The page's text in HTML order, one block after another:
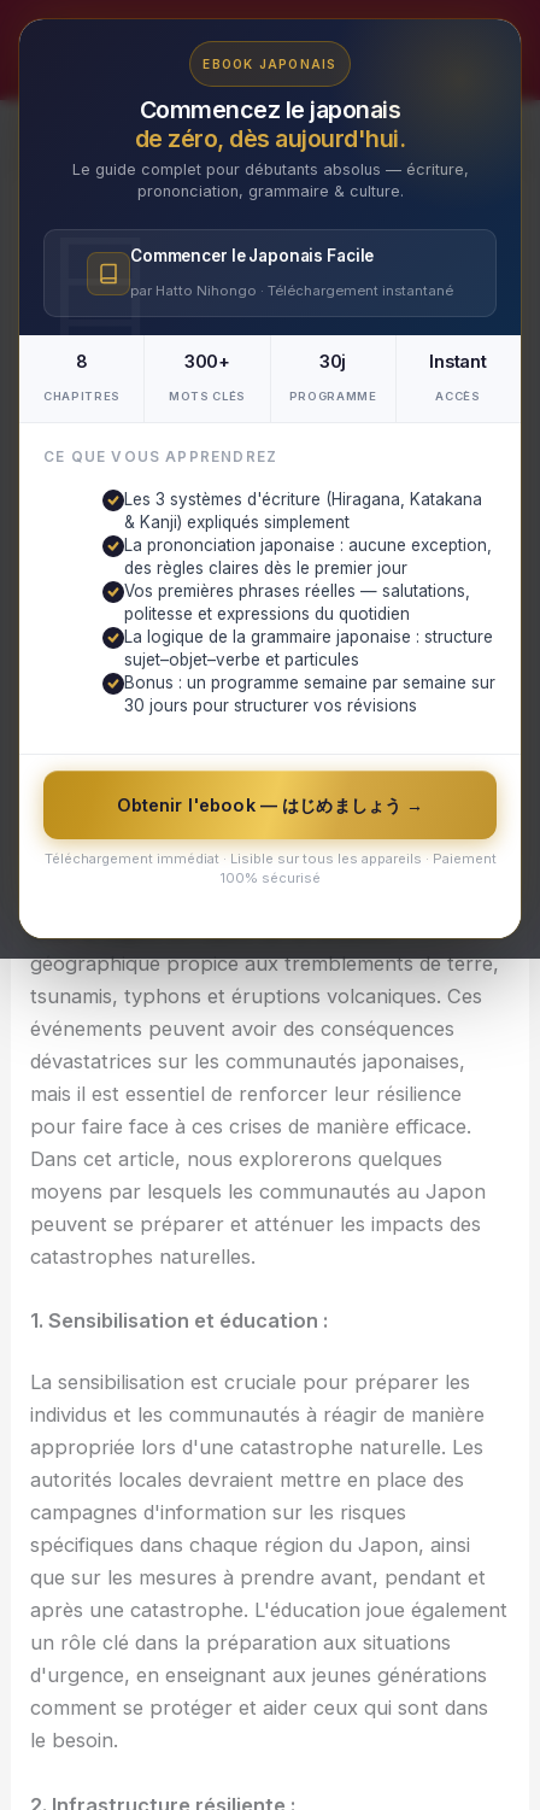
EBOOK JAPONAIS
Commencez le japonais
de zéro, dès aujourd'hui.
Le guide complet pour débutants absolus — écriture,
prononciation, grammaire & culture.
Commencer le Japonais Facile
par Hatto Nihongo · Téléchargement instantané
8
CHAPITRES
300+
MOTS CLÉS
30j
PROGRAMME
Instant
ACCÈS
CE QUE VOUS APPRENDREZ
Les 3 systèmes d'écriture (Hiragana, Katakana
& Kanji) expliqués simplement
La prononciation japonaise : aucune exception,
des règles claires dès le premier jour
Vos premières phrases réelles — salutations,
politesse et expressions du quotidien
La logique de la grammaire japonaise : structure
sujet–objet–verbe et particules
Bonus : un programme semaine par semaine sur
30 jours pour structurer vos révisions
Obtenir l'ebook — はじめましょう →
Téléchargement immédiat · Lisible sur tous les appareils · Paiement
100% sécurisé
Aller
au
« Comment renforcer la
résilience des
communautés face aux
catastrophes naturelles au
Japon ? »
ParMakoto / 15 mars 2024
Table of Contents
Comment renforcer la résilience des communautés
face aux catastrophes naturelles au Japon ?
1. Sensibilisation et éducation :
2. Infrastructure résiliente :
3. Systèmes d'alerte précoce :
4. Planification communautaire :
5. Renforcement du réseau social :
Comment renforcer la résilience des
communautés face aux catastrophes naturelles
au Japon ?
pour le Japon en raison de sa situation
géographique propice aux tremblements de terre,
tsunamis, typhons et éruptions volcaniques. Ces
événements peuvent avoir des conséquences
dévastatrices sur les communautés japonaises,
mais il est essentiel de renforcer leur résilience
pour faire face à ces crises de manière efficace.
Dans cet article, nous explorerons quelques
moyens par lesquels les communautés au Japon
peuvent se préparer et atténuer les impacts des
catastrophes naturelles.
1. Sensibilisation et éducation :
La sensibilisation est cruciale pour préparer les
individus et les communautés à réagir de manière
appropriée lors d'une catastrophe naturelle. Les
autorités locales devraient mettre en place des
campagnes d'information sur les risques
spécifiques dans chaque région du Japon, ainsi
que sur les mesures à prendre avant, pendant et
après une catastrophe. L'éducation joue également
un rôle clé dans la préparation aux situations
d'urgence, en enseignant aux jeunes générations
comment se protéger et aider ceux qui sont dans
le besoin.
2. Infrastructure résiliente :